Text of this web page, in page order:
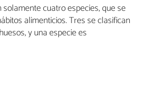
cuatro especies, que se
alimenticios. Tres se clasifican
y una especie es